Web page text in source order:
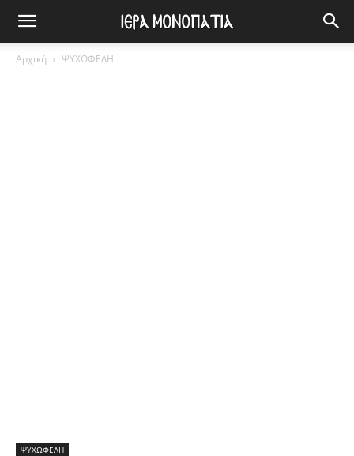
Αρχική ΨΥΧΩΦΕΛΗ
ΨΥΧΩΦΕΛΗ